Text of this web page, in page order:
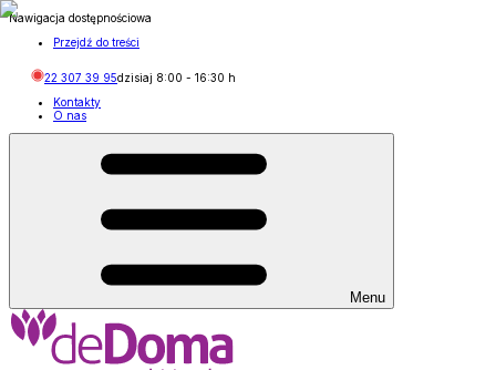
Nawigacja dostępnościowa
Przejdź do treści
22 307 39 95dzisiaj 8:00 - 16:30 h
Kontakty
O nas
Menu